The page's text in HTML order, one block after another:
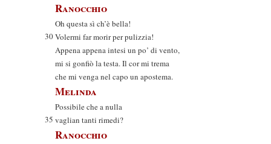
Ranocchio
Oh questa sì ch’è bella!
30Volermi far morir per pulizzia!
Appena appena intesi un po’ di vento,
mi si gonfiò la testa. Il cor mi trema
che mi venga nel capo un apostema.
Melinda
Possibile che a nulla
35 vaglian tanti rimedi?
Ranocchio